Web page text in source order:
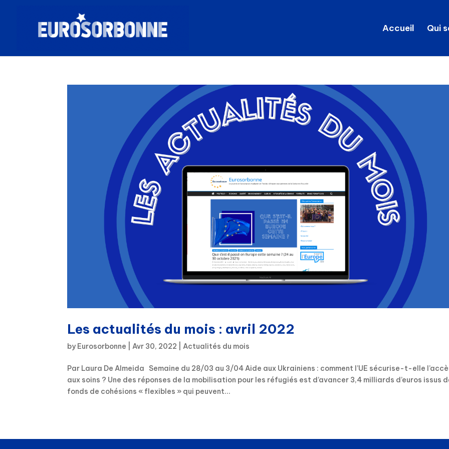
Accueil Qui
Les actualités du mois : avril 2022
by Eurosorbonne |Avr 30, 2022 |Actualités du mois
Par Laura De Almeida Semaine du 28/03 au 3/04 Aide aux Ukrainiens : comment l’UE sécurise-t-elle
aux soins ? Une des réponses de la mobilisation pour les réfugiés est d’avancer 3,4 milliards d’euros issus
fonds de cohésions « flexibles » qui peuvent...